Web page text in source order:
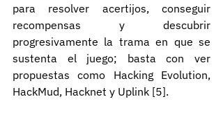
para resolver acertijos, conseguir
recompensas y descubrir
progresivamente la trama en que se
sustenta el juego; basta con ver
propuestas como Hacking Evolution,
HackMud, Hacknet y Uplink [5].